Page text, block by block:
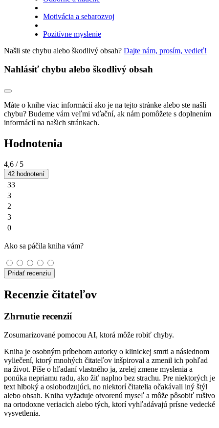
Motivácia a sebarozvoj
Pozitívne myslenie
Našli ste chybu alebo škodlivý obsah? Dajte nám, prosím, vedieť!
Nahlásiť chybu alebo škodlivý obsah
Máte o knihe viac informácií ako je na tejto stránke alebo ste našli
chybu? Budeme vám veľmi vďační, ak nám pomôžete s doplnením
informácií na našich stránkach.
Hodnotenia
4,6 / 5
42 hodnotení
33
3
2
3
0
Ako sa páčila kniha vám?
Pridať recenziu
Recenzie čitateľov
Zhrnutie recenzií
Zosumarizované pomocou AI, ktorá môže robiť chyby.
Kniha je osobným príbehom autorky o klinickej smrti a následnom
vyliečení, ktorý mnohých čitateľov inšpiroval a zmenil ich pohľad
na život. Píše o hľadaní vlastného ja, zrelej zmene myslenia a
ponúka nepriamu radu, ako žiť naplno bez strachu. Pre niektorých je
text hlboký a oslobodzujúci, no niektorí čitatelia očakávali iný štýl
alebo obsah. Kniha vyžaduje otvorenú myseľ a môže pôsobiť rušivo
na ortodoxne veriacich alebo tých, ktorí vyhľadávajú prísne vedecké
vysvetlenia.